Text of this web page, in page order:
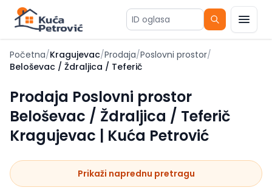
ID oglasa
Početna/Kragujevac/Prodaja/Poslovni prostor/
Beloševac / Ždraljica / Teferič
Prodaja Poslovni prostor
Beloševac / Ždraljica / Teferič
Kragujevac | Kuća Petrović
Prikaži naprednu pretragu